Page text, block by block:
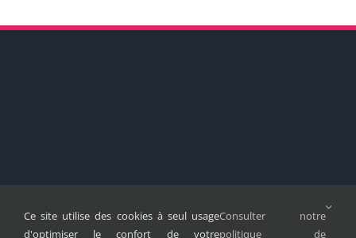
Ce site utilise des cookies à seul usage
d'optimiser le confort de votre
Consulter notre
politique de